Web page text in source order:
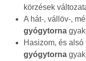
körzések
A hát-, vállöv-,
gyógytorna
Hasizom, és
gyógytorna